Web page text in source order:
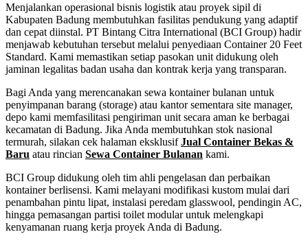
Menjalankan operasional bisnis logistik atau proyek sipil di
Kabupaten Badung membutuhkan fasilitas pendukung yang adaptif
dan cepat diinstal. PT Bintang Citra International (BCI Group) hadir
menjawab kebutuhan tersebut melalui penyediaan Container 20 Feet
Standard. Kami memastikan setiap pasokan unit didukung oleh
jaminan legalitas badan usaha dan kontrak kerja yang transparan.
Bagi Anda yang merencanakan sewa kontainer bulanan untuk
penyimpanan barang (storage) atau kantor sementara site manager,
depo kami memfasilitasi pengiriman unit secara aman ke berbagai
kecamatan di Badung. Jika Anda membutuhkan stok nasional
termurah, silakan cek halaman eksklusifJual Container Bekas &
Baru atau rincian Sewa Container Bulanan kami.
BCI Group didukung oleh tim ahli pengelasan dan perbaikan
kontainer berlisensi. Kami melayani modifikasi kustom mulai dari
penambahan pintu lipat, instalasi peredam glasswool, pendingin AC,
hingga pemasangan partisi toilet modular untuk melengkapi
kenyamanan ruang kerja proyek Anda di Badung.